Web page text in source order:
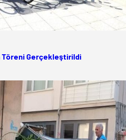
Töreni Gerçekleştirildi